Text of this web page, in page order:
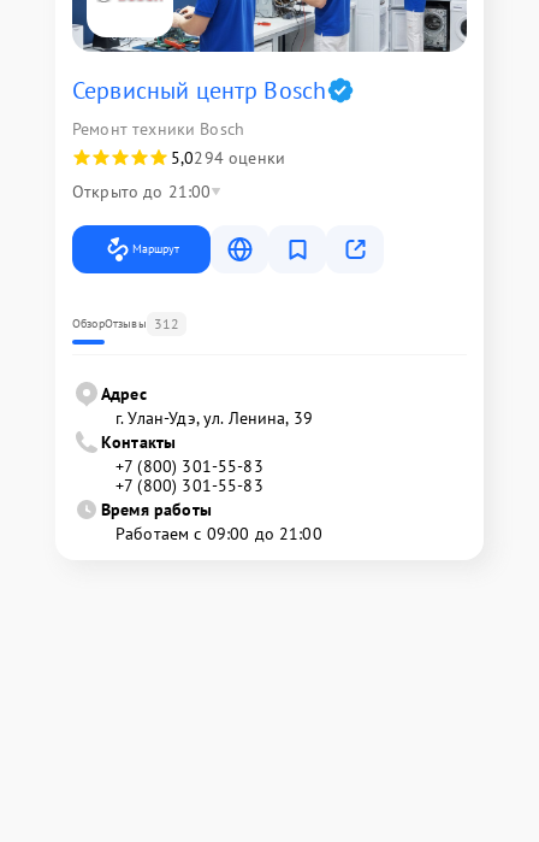
Сервисный центр Bosch
Ремонт техники Bosch
5,0294 оценки
Открыто до 21:00
Маршрут
ОбзорОтзывы 312
Адрес
г. Улан-Удэ, ул. Ленина, 39
Контакты
+7 (800) 301-55-83
+7 (800) 301-55-83
Время работы
Работаем с 09:00 до 21:00